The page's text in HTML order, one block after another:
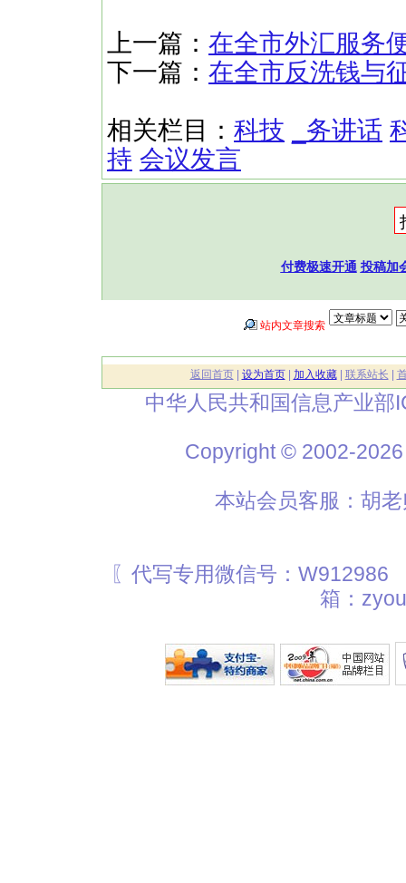
上一篇： 在全市外汇服务
下一篇： 在全市反洗钱与
相关栏目： 科技 _务讲话
持 会议发言
付费极速开通 投稿加
站内文章搜索
返回首页| 设为首页| 加入收藏| 联系站长
中华人民共和国信息产业部
Copyright © 2002-
本站会员客服：胡
〖代写专用微信号：
箱：